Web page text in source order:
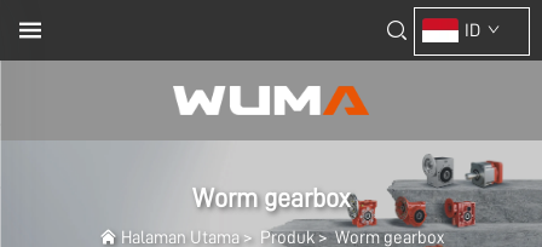
ID
Worm gearbox
Halaman Utama> Produk> Worm gearbox